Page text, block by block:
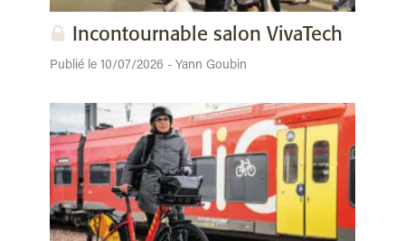
Incontournable salon VivaTech
Publié le 10/07/2026 - Yann Goubin